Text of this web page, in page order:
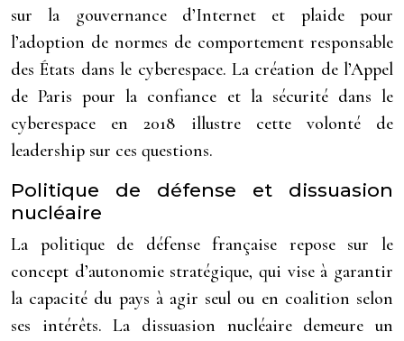
sur la gouvernance d’Internet et plaide pour
l’adoption de normes de comportement responsable
des États dans le cyberespace. La création de l’Appel
de Paris pour la confiance et la sécurité dans le
cyberespace en 2018 illustre cette volonté de
leadership sur ces questions.
Politique de défense et dissuasion
nucléaire
La politique de défense française repose sur le
concept d’autonomie stratégique, qui vise à garantir
la capacité du pays à agir seul ou en coalition selon
ses intérêts. La dissuasion nucléaire demeure un